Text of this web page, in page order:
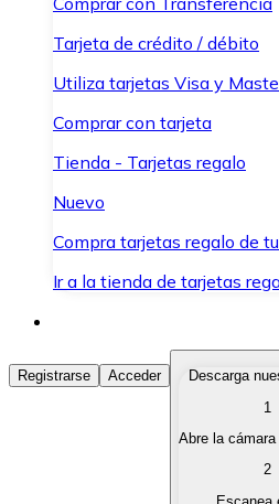
Tarjeta de crédito / débito
Utiliza tarjetas Visa y
Comprar con tarjeta
Tienda - Tarjetas regalo
Nuevo
Compra tarjetas regalo de
Ir a la tienda de tarjetas
Comprar Criptomonedas
Compra criptomonedas
Vende tus criptomonedas
Registrarse Acceder
Descarga
1
Abre la cámara
2